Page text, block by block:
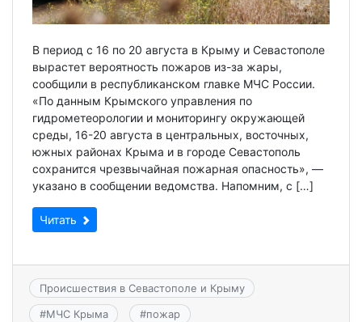
В период с 16 по 20 августа в Крыму и Севастополе
вырастет вероятность пожаров из-за жары,
сообщили в республиканском главке МЧС России.
«По данным Крымского управления по
гидрометеорологии и мониторингу окружающей
среды, 16-20 августа в центральных, восточных,
южных районах Крыма и в городе Севастополь
сохранится чрезвычайная пожарная опасность», —
указано в сообщении ведомства. Напомним, с […]
Читать
Происшествия в Севастополе и Крыму
#МЧС Крыма #пожар